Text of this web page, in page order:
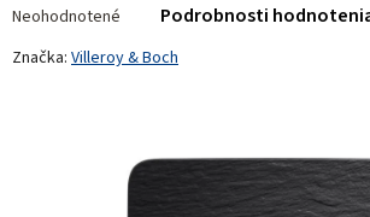
hodnotenie
produktu
Neohodnotené Podrobnosti
Značka: Villeroy & Boch